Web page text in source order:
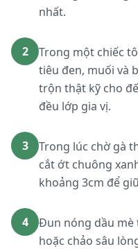
nhất.
2
Trong một chiếc
tiêu đen, muối và
trộn thật kỹ cho
đều lớp gia vị.
3
Trong lúc chờ gà
cắt ớt chuông
khoảng 3cm để
4
Đun nóng dầu mè
hoặc chảo sâu